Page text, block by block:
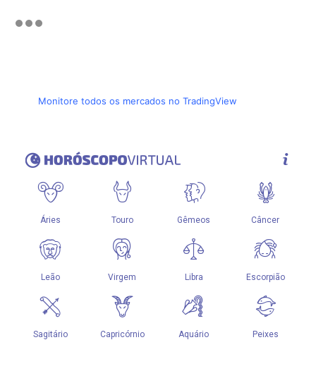
Monitore todos os mercados no TradingView